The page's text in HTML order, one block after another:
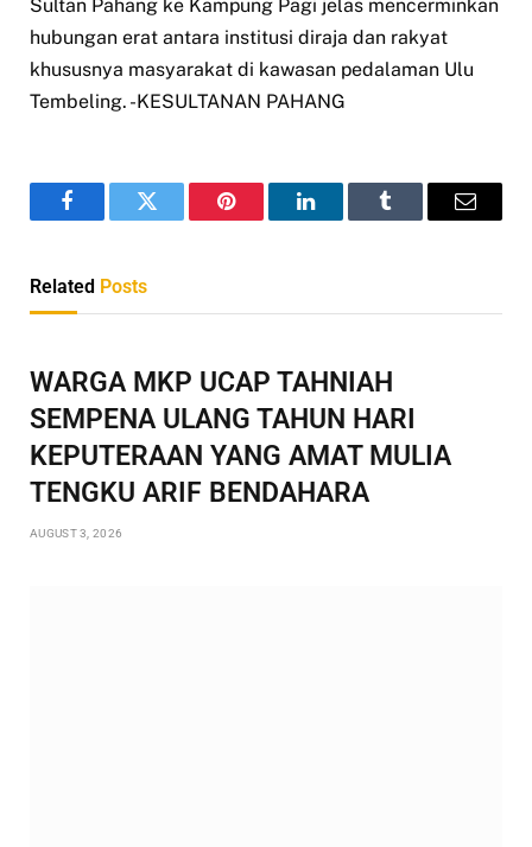
Sultan Pahang ke Kampung Pagi jelas mencerminkan
hubungan erat antara institusi diraja dan rakyat
khususnya masyarakat di kawasan pedalaman Ulu
Tembeling. -KESULTANAN PAHANG
FacebookTwitter Pinterest LinkedInTumblr Email
Related Posts
WARGA MKP UCAP TAHNIAH
SEMPENA ULANG TAHUN HARI
KEPUTERAAN YANG AMAT MULIA
TENGKU ARIF BENDAHARA
AUGUST 3, 2026